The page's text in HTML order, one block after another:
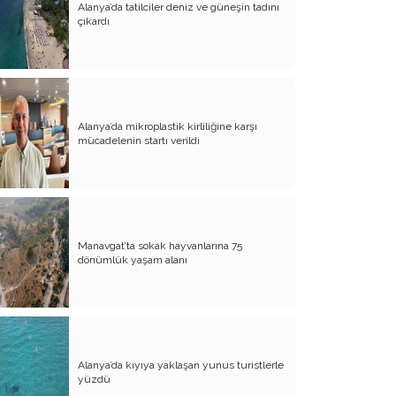
Atalay olayı; yargıyı yönetenlerin
darbesidir!..
CHP’de ne değişti?
Eğitim Sisteminde Sorunlar ve Çözüm
Önerileri
Cumhuriyet’in 100. Yılı ve AB İlişkileri
Şehitler üzerinden siyaset!..
Belediye Başkanı'na Neden Oy
Vermeliyim?
AKP'nin Mülteci Politikası ve
şehitlerimiz!..
Geleceğimize biz karar verelim!..
Kamacı’nın resti!.. İYİ Parti’nin kararı
Emine öğretmenim; Atatürk sizlere
güvendi!..
Alanya’da tatilciler deniz ve güneşin tadını
çıkardı
Alanya’da mikroplastik kirliliğine karşı
mücadelenin startı verildi
Manavgat’ta sokak hayvanlarına 75
dönümlük yaşam alanı
Alanya’da kıyıya yaklaşan yunus turistlerle
yüzdü